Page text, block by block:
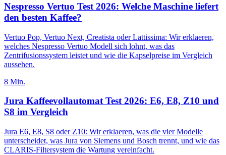
Nespresso Vertuo Test 2026: Welche Maschine liefert
den besten Kaffee?
Vertuo Pop, Vertuo Next, Creatista oder Lattissima: Wir erklaeren,
welches Nespresso Vertuo Modell sich lohnt, was das
Zentrifusionssystem leistet und wie die Kapselpreise im Vergleich
aussehen.
8 Min.
Jura Kaffeevollautomat Test 2026: E6, E8, Z10 und
S8 im Vergleich
Jura E6, E8, S8 oder Z10: Wir erklaeren, was die vier Modelle
unterscheidet, was Jura von Siemens und Bosch trennt, und wie das
CLARIS-Filtersystem die Wartung vereinfacht.